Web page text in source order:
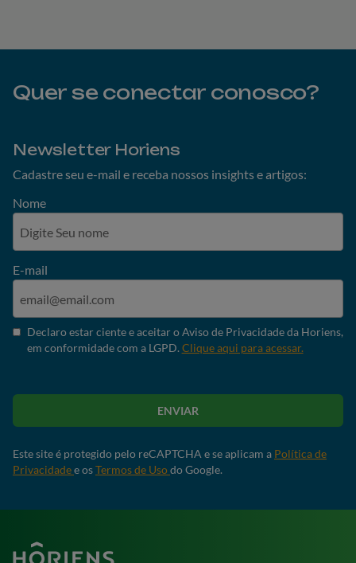
Quer se conectar conosco?
Newsletter Horiens
Cadastre seu e-mail e receba nossos insights e artigos:
Nome
E-mail
Declaro estar ciente e aceitar o Aviso de Privacidade da Horiens,
em conformidade com a LGPD. Clique aqui para acessar.
ENVIAR
Este site é protegido pelo reCAPTCHA e se aplicam a Política de
Privacidadee osTermos de Usodo Google.